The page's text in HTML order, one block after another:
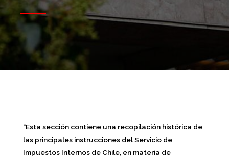
“Esta sección contiene una recopilación histórica de
las principales instrucciones del Servicio de
Impuestos Internos de Chile, en materia de